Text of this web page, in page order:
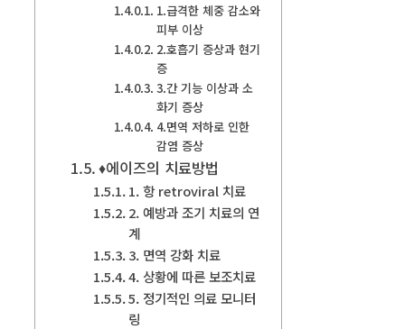
1.급격한 체중 감소와
피부 이상
2.호흡기 증상과 현기
증
3.간 기능 이상과 소
화기 증상
4.면역 저하로 인한
감염 증상
♦에이즈의 치료방법
1. 항 retroviral 치료
2. 예방과 조기 치료의 연
계
3. 면역 강화 치료
4. 상황에 따른 보조치료
5. 정기적인 의료 모니터
링